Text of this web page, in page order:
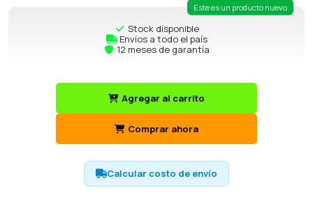
Este es un producto nuevo
Stock disponible
Envíos a todo el país
12 meses de garantía
Agregar al carrito
Comprar ahora
Calcular costo de envío